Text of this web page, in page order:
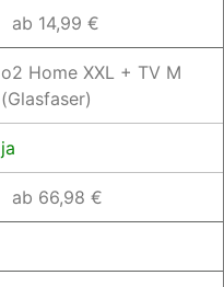
ab 14,99 €
o2 Home XXL + TV M
(Glasfaser)
ja
ab 66,98 €